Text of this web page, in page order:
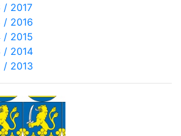
/ 2017
/ 2016
/ 2015
/ 2014
/ 2013
partner